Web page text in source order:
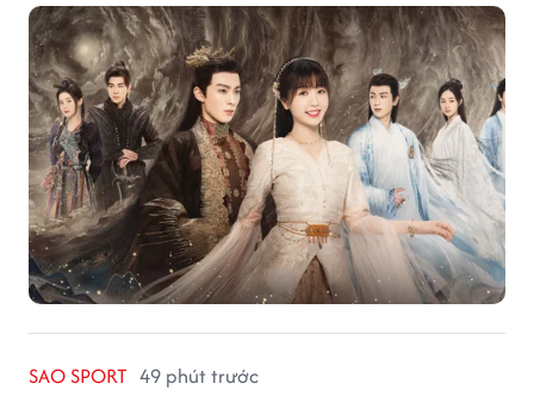
SAO SPORT 49 phút trước